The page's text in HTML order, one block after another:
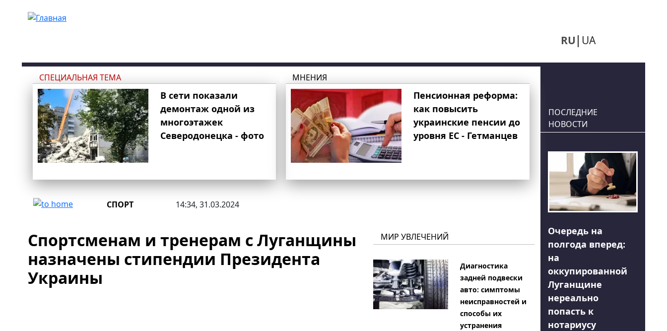
RU UA
СПЕЦИАЛЬНАЯ ТЕМА
В сети показали
демонтаж одной из
многоэтажек
Северодонецка - фото
МНЕНИЯ
Пенсионная реформа:
как повысить
украинские пенсии до
уровня ЕС - Гетманцев
СПОРТ 14:34, 31.03.2024
Спортсменам и тренерам с Луганщины
назначены стипендии Президента
Украины
МИР УВЛЕЧЕНИЙ
Диагностика
задней подвески
авто: симптомы
неисправностей и
способы их
устранения
ПОСЛЕДНИЕ
НОВОСТИ
Очередь на
полгода вперед:
на
оккупированной
Луганщине
нереально
попасть к
нотариусу